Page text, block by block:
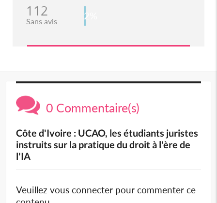
112
Sans avis 2%
0 Commentaire(s)
Côte d'Ivoire : UCAO, les étudiants juristes
instruits sur la pratique du droit à l'ère de
l'IA
Veuillez vous connecter pour commenter ce